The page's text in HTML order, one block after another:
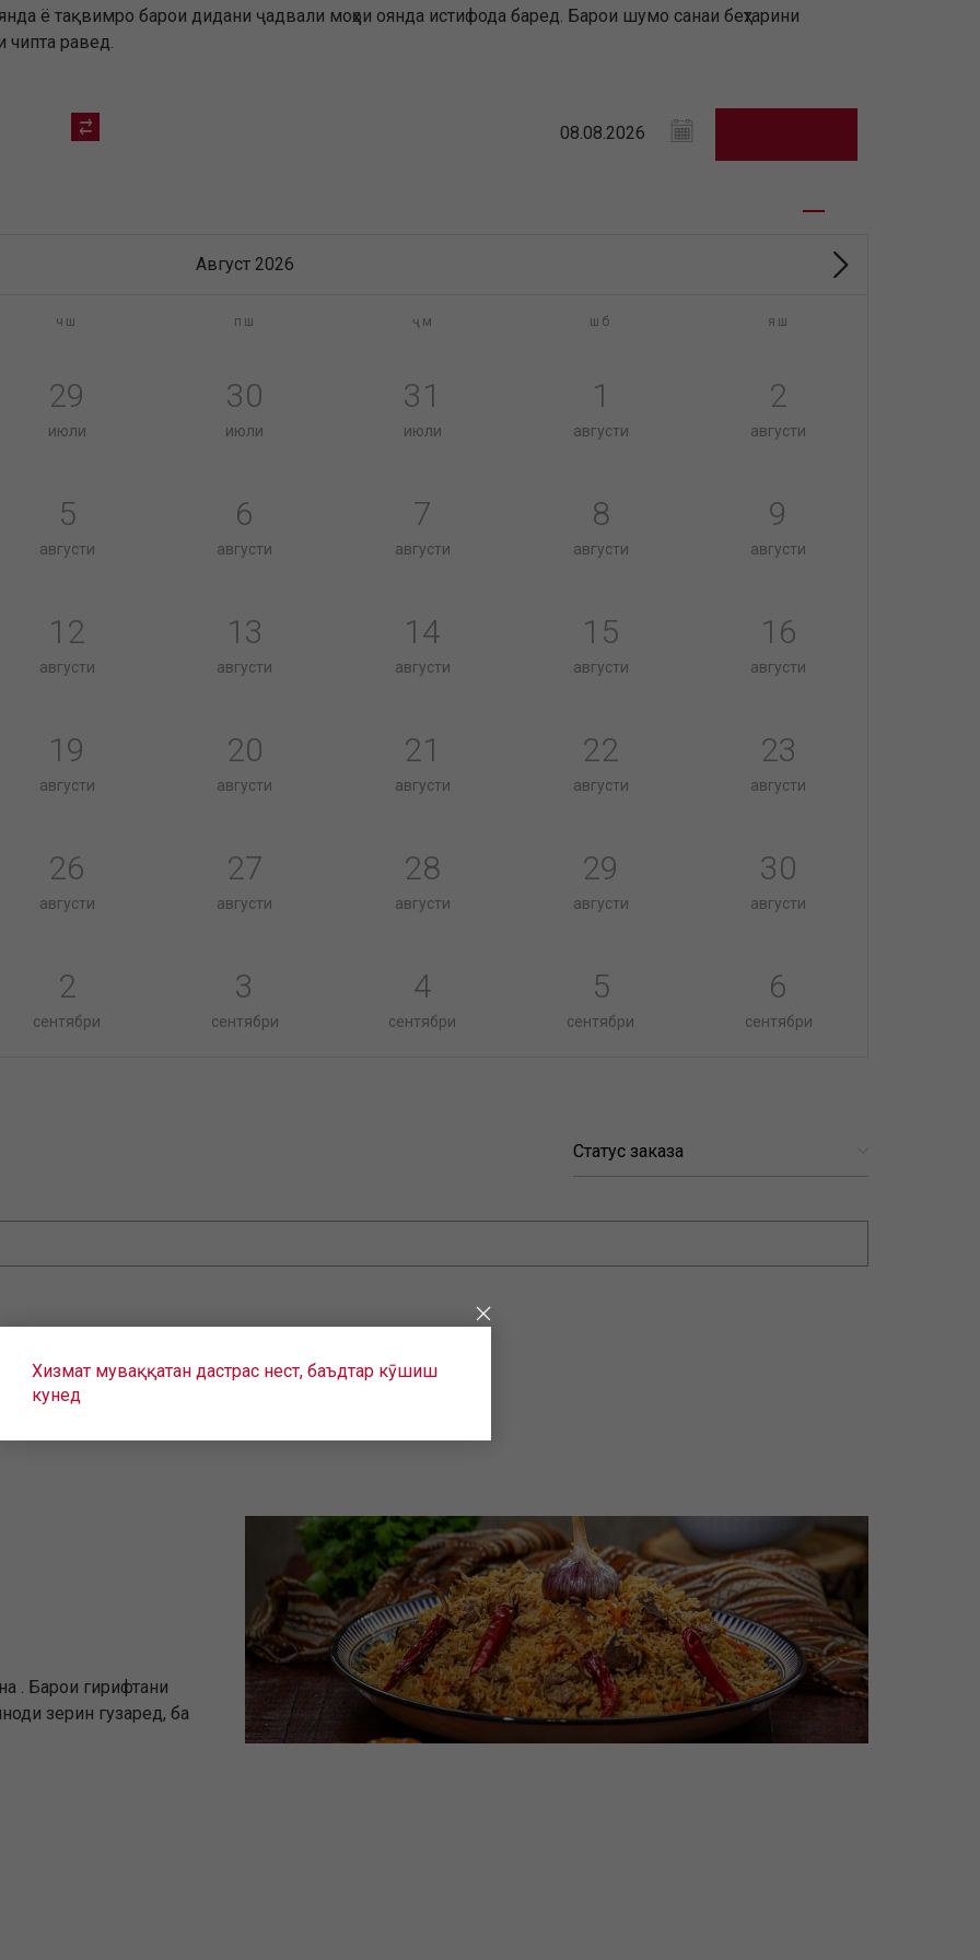
ё тақвимро барои дидани ҷадвали моҳҳои оянда истифода баред. Барои шумо санаи беҳтарини
чипта равед.
Август 2026
чш пш ҷм шб яш
29
июли
30
июли
31
июли
1
августи
2
августи
5
августи
6
августи
7
августи
8
августи
9
августи
12
августи
13
августи
14
августи
15
августи
16
августи
19
августи
20
августи
21
августи
22
августи
23
августи
26
августи
27
августи
28
августи
29
августи
30
августи
2
сентябри
3
сентябри
4
сентябри
5
сентябри
6
сентябри
. Барои гирифтани
зерин гузаред, ба
Хизмат муваққатан дастрас нест, баъдтар кӯшиш
кунед